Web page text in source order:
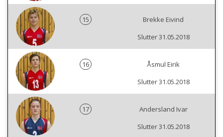
15
Brekke Eivind
Slutter 31.05.2018
16
Åsmul Eirik
Slutter 31.05.2018
17
Andersland Ivar
Slutter 31.05.2018